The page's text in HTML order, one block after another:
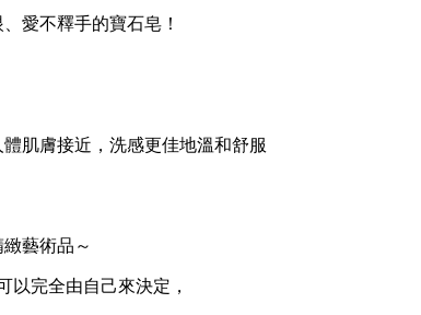
愛不釋手的寶石皂！
肌膚接近，洗感更佳地溫和舒服
藝術品～
以完全由自己來決定，